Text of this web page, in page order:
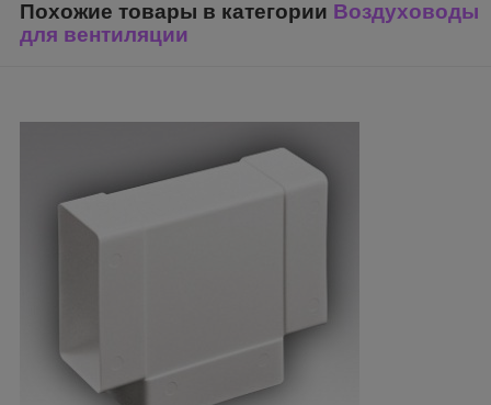
Похожие товары в категории Воздуховоды
для вентиляции